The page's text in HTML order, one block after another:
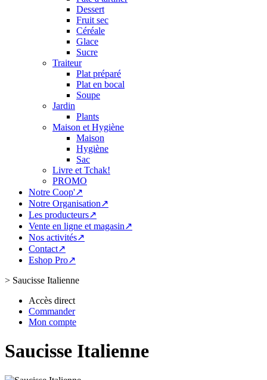
Dessert
Fruit sec
Céréale
Glace
Sucre
Traiteur
Plat préparé
Plat en bocal
Soupe
Jardin
Plants
Maison et Hygiène
Maison
Hygiène
Sac
Livre et Tchak!
PROMO
Notre Coop'↗
Notre Organisation↗
Les producteurs↗
Vente en ligne et magasin↗
Nos activités↗
Contact↗
Eshop Pro↗
> Saucisse Italienne
Accès direct
Commander
Mon compte
Saucisse Italienne